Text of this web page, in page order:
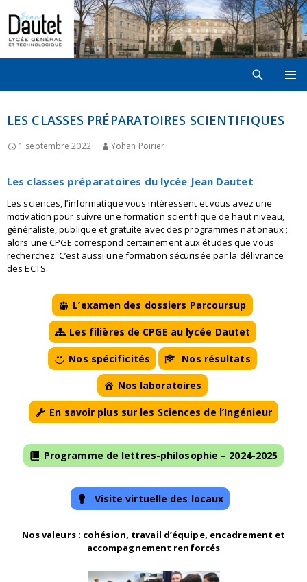
CONTENU
LES CLASSES PRÉPARATOIRES SCIENTIFIQUES
1 septembre 2022 Yohan Poirier
Les classes préparatoires du lycée Jean Dautet
Les sciences, l’informatique vous intéressent et vous avez une
motivation pour suivre une formation scientifique de haut niveau,
généraliste, publique et gratuite avec des programmes nationaux ;
alors une CPGE correspond certainement aux études que vous
recherchez. C’est aussi une formation sécurisée par la délivrance
des ECTS.
L’examen des dossiers Parcoursup
Les filières de CPGE au lycée Dautet
Nos spécificités Nos résultats
Nos laboratoires
En savoir plus sur les Sciences de l’Ingénieur
Programme de lettres-philosophie – 2024-2025
Visite virtuelle des locaux
Nos valeurs : cohésion, travail d’équipe, encadrement et
accompagnement renforcés